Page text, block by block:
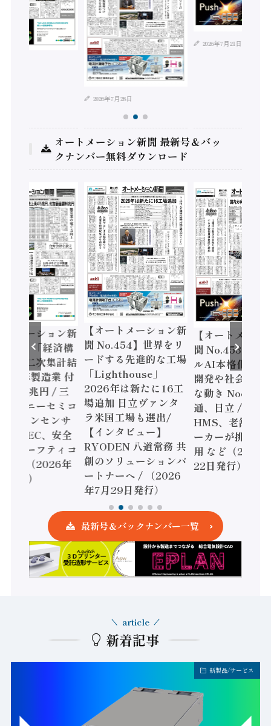
2026年7月28日
2026年7月21日
オートメーション新聞 最新号＆バッ
クナンバー無料ダウンロード
トメーション新
】「経済構
調査二次集計結
年製造業 付
額86兆円 / 三
とソニーセミコ
ジョンセンサ
/ IDEC、安全
すセーフティコ
ーラ（2026年
発行）
【オートメーション新
聞 No.454】世界をリ
ードする先進的な工場
「Lighthouse」
2026年は新たに16工
場追加 日立ヴァンタ
ラ米国工場も選出/
【インタビュー】
RYODEN 八道常務 共
創のソリューションパ
ートナーへ / （2026
年7月29日発行）
【オートメーシ
聞 No.453】フ
ルAI本格化へ
開発や社会実装
な動き Noetra
通、日立 / 兵神
HMS、老舗ポ
ーカーが挑むデ
用 など（2026
22日発行）
最新号＆バックナンバー一覧
新着記事
article
新製品/サービス